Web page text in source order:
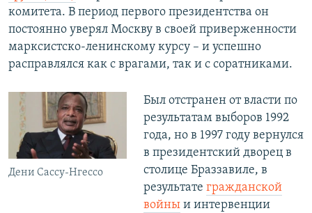
комитета. В период первого президентства он
постоянно уверял Москву в своей приверженности
марксистско-ленинскому курсу – и успешно
расправлялся как с врагами, так и с соратниками.
Дени Сассу-Нгессо
Был отстранен от власти по
результатам выборов 1992
года, но в 1997 году вернулся
в президентский дворец в
столице Браззавиле, в
результате гражданской
войныи интервенции